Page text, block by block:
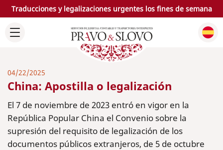
Traducciones y legalizaciones urgentes los fines de semana
04/22/2025
China: Apostilla o legalización
El 7 de noviembre de 2023 entró en vigor en la
República Popular China el Convenio sobre la
supresión del requisito de legalización de los
documentos públicos extranjeros, de 5 de octubre